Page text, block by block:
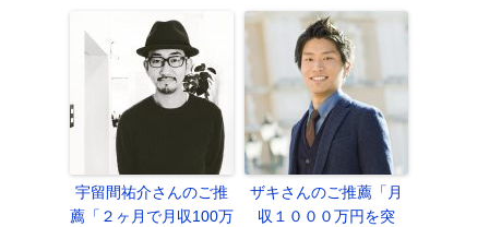
宇留間祐介さんのご推
薦「２ヶ月で月収100万
ザキさんのご推薦「月
収１０００万円を突